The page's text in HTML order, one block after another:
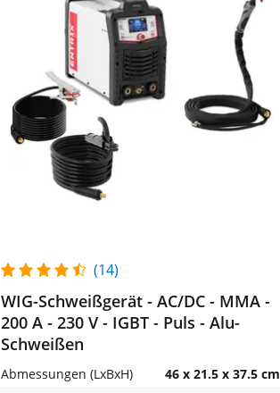
(14)
WIG-Schweißgerät - AC/DC - MMA -
200 A - 230 V - IGBT - Puls - Alu-
Schweißen
Abmessungen (LxBxH) 46 x 21.5 x 37.5 cm